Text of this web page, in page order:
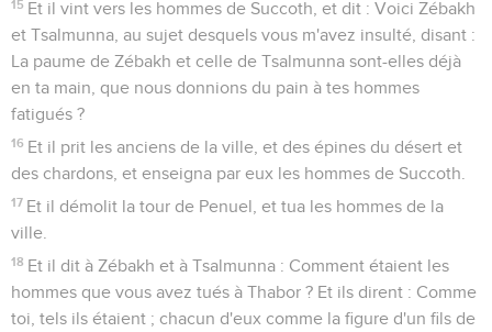
15 Et il vint vers les hommes de Succoth, et dit : Voici Zébakh
et Tsalmunna, au sujet desquels vous m'avez insulté, disant :
La paume de Zébakh et celle de Tsalmunna sont-elles déjà
en ta main, que nous donnions du pain à tes hommes
fatigués ?
16 Et il prit les anciens de la ville, et des épines du désert et
des chardons, et enseigna par eux les hommes de Succoth.
17 Et il démolit la tour de Penuel, et tua les hommes de la
ville.
18 Et il dit à Zébakh et à Tsalmunna : Comment étaient les
hommes que vous avez tués à Thabor ? Et ils dirent : Comme
toi, tels ils étaient ; chacun d'eux comme la figure d'un fils de